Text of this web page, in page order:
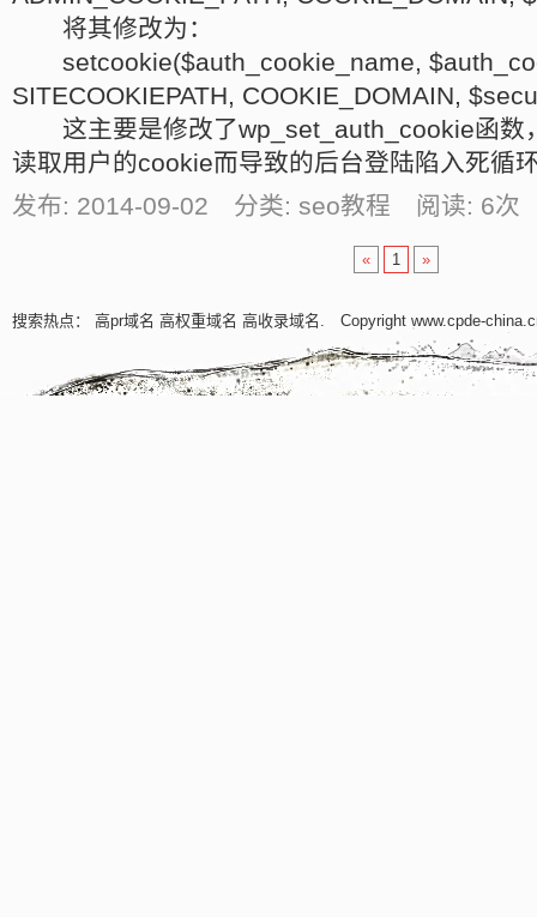
将其修改为：
setcookie($auth_cookie_name,
SITECOOKIEPATH, COOKIE_DOMAIN,
这主要是修改了wp_set_auth_cookie函数
读取用户的cookie而导致的后台登陆陷入死循
发布: 2014-09-02 分类: seo教程 阅读: 6次
« 1 »
搜索热点： 高pr域名 高权重域名 高收录域名 . Copyright www.cpde-